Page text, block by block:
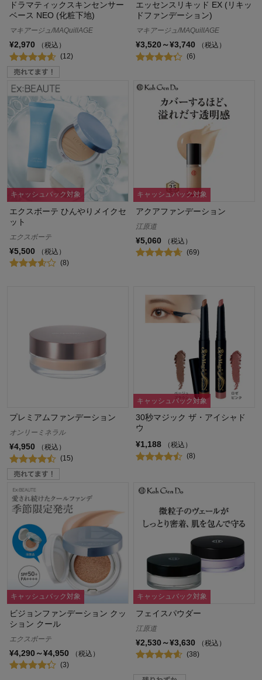
ドラマティックスキンセンサー
ベース NEO (化粧下地)
マキアージュ/MAQuillAGE
¥2,970
（税込）
(12)
エッセンスリキッド EX (リキッ
ドファンデーション)
マキアージュ/MAQuillAGE
¥3,520～¥3,740
（税込）
(6)
キャッシュバック対象
エクスボーテ ひんやりメイクセ
ット
エクスボーテ
¥5,500
（税込）
(8)
キャッシュバック対象
アクアファンデーション
江原道
¥5,060
（税込）
(69)
プレミアムファンデーション
オンリーミネラル
¥4,950
（税込）
(15)
キャッシュバック対象
30秒マジック ザ・アイシャド
ウ
¥1,188
（税込）
(8)
キャッシュバック対象
ビジョンファンデーション クッ
ション クール
エクスボーテ
¥4,290～¥4,950
（税込）
(3)
キャッシュバック対象
フェイスパウダー
江原道
¥2,530～¥3,630
（税込）
(38)